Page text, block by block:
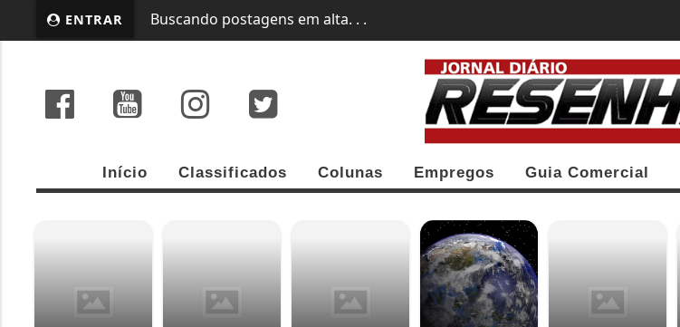
ENTRAR EM ALTA TRABALHADORES DA CPTM ENTRAM EM GREVE E TRENS PARAM EM SP;
Início Classificados Colunas Empregos Guia Comercial